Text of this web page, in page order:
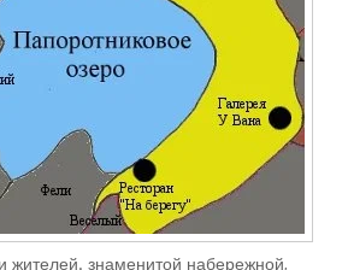
жителей. знаменитой набережной,